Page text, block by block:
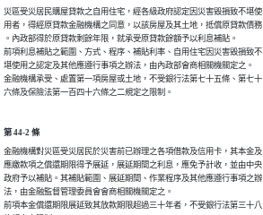
災區受災居民購屋貸款之自用住宅，經各級政府認定因災害毀損致不堪使
用者，得經原貸款金融機構之同意，以該房屋及其土地，抵償原貸款債務
。內政部得於原貸款剩餘年限，就承受原貸款餘額予以利息補貼。
前項利息補貼之範圍、方式、程序、補貼利率、自用住宅因災害毀損致不
堪使用之認定及其他應遵行事項之辦法，由內政部會商相關機關定之。
金融機構承受、處置第一項房屋或土地，不受銀行法第七十五條、第七十
六條及保險法第一百四十六條之二規定之限制。
第 44-2 條
金融機構對災區受災居民於災害前已辦理之各項借款及信用卡，其本金及
應繳款項之償還期限得予展延，展延期間之利息，應免予計收，並由中央
政府予以補貼。其補貼範圍、展延期間、作業程序及其他應遵行事項之辦
法，由金融監督管理委員會會商相關機關定之。
前項本金償還期限展延致其放款期限超過三十年者，不受銀行法第三十八